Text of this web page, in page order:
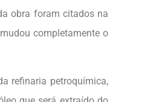
obra foram citados na
completamente o
refinaria petroquímica,